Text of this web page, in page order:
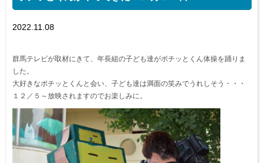
2022.11.08
群馬テレビが取材にきて、年長組の子ども達がポチッとくん体操を踊りま
した。
大好きなポチッとくんと会い、子ども達は満面の笑みでうれしそう・・・
１２／５～放映されますのでお楽しみに。